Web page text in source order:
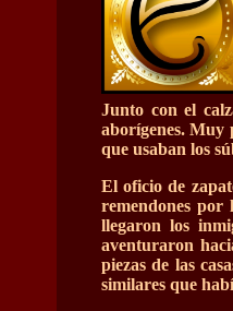
Junto con el
aborígenes. Muy
que usaban los
El oficio de
remendones por
llegaron los
aventuraron
piezas de las
similares que